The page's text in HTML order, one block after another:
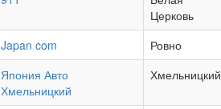
Церковь
Japan com Ровно
Япония Авто
Хмельницкий
Хмельницкий